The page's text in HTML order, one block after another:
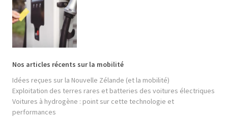
Nos articles récents sur la mobilité
Idées reçues sur la Nouvelle Zélande (et la mobilité)
Exploitation des terres rares et batteries des voitures électriques
Voitures à hydrogène : point sur cette technologie et
performances